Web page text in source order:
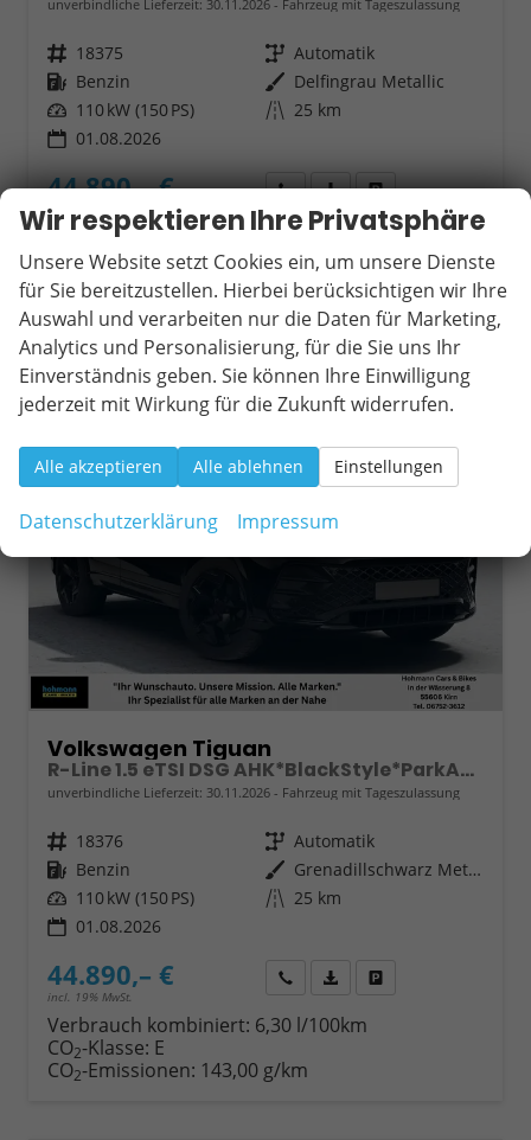
unverbindliche Lieferzeit: 30.11.2026 Fahrzeug mit Tageszulassung
Fahrzeugnr. 18375 Getriebe Automatik
Kraftstoff Benzin Außenfarbe Delfingrau Metallic
Leistung 110 kW (150 PS) Kilometerstand 25 km
01.08.2026
44.890,– €
incl. 19% MwSt.
Wir rufen Sie an
Fahrzeugexposé (PDF)
Fahrzeug parken
Verbrauch kombiniert:6,30 l/100km
CO2-Klasse:E
CO2 -Emissionen:143,00 g/km
ab 410,– € mtl.
Volkswagen Tiguan
R-Line 1.5 eTSI DSG AHK*BlackStyle*ParkAsstPro*360° Kamera*Android Auto*Navi*SHZ*Matrix*HUD
unverbindliche Lieferzeit: 30.11.2026 Fahrzeug mit Tageszulassung
Fahrzeugnr. 18376 Getriebe Automatik
Kraftstoff Benzin Außenfarbe
Grenadillschwarz Metallic
Leistung 110 kW (150 PS) Kilometerstand 25 km
01.08.2026
44.890,– €
incl. 19% MwSt.
Wir rufen Sie anFahrzeugexposé (PDF)
Verbrauch kombiniert: 6,30 l/100km
CO2-Klasse: E
CO2-Emissionen: 143,00 g/km
Wir respektieren Ihre Privatsphäre
Unsere Website setzt Cookies ein, um unsere Dienste
für Sie bereitzustellen. Hierbei berücksichtigen wir Ihre
Auswahl und verarbeiten nur die Daten für Marketing,
Analytics und Personalisierung, für die Sie uns Ihr
Einverständnis geben. Sie können Ihre Einwilligung
jederzeit mit Wirkung für die Zukunft widerrufen.
Alle akzeptieren Alle ablehnen Einstellungen
Datenschutzerklärung Impressum